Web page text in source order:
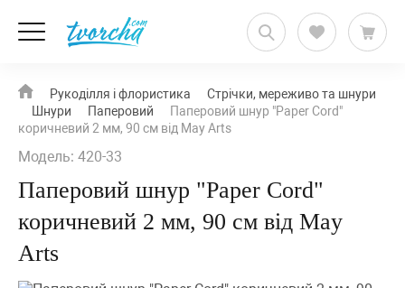
Рукоділля і флористика
Стрічки, мереживо та шнури
Шнури
Паперовий
Паперовий шнур "Paper Cord"
коричневий 2 мм, 90 см від May Arts
Модель: 420-33
Паперовий шнур "Paper Cord"
коричневий 2 мм, 90 см від May
Arts